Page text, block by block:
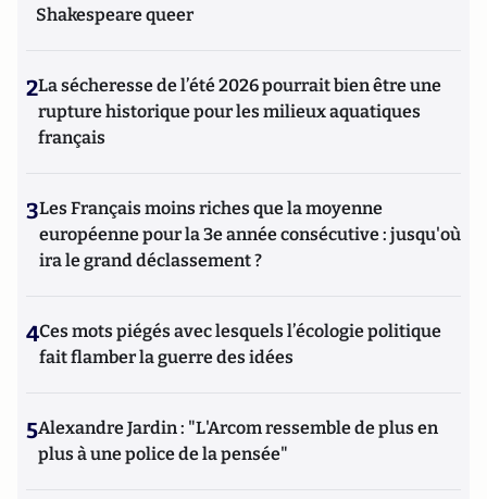
Shakespeare queer
2La sécheresse de l’été 2026 pourrait bien être une
rupture historique pour les milieux aquatiques
français
3Les Français moins riches que la moyenne
européenne pour la 3e année consécutive : jusqu'où
ira le grand déclassement ?
4Ces mots piégés avec lesquels l’écologie politique
fait flamber la guerre des idées
5Alexandre Jardin : "L'Arcom ressemble de plus en
plus à une police de la pensée"